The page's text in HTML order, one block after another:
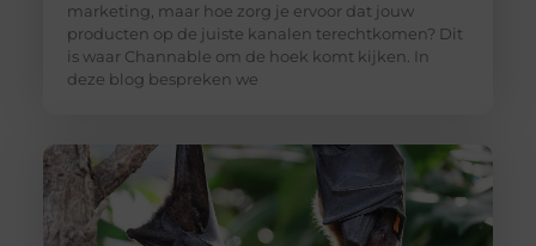
marketing, maar hoe zorg je ervoor dat jouw
producten op de juiste kanalen terechtkomen? Dit
is waar Channable om de hoek komt kijken. In
deze blog bespreken we